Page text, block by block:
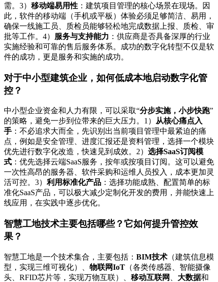
需。3） 移动端易用性 ：建筑项目管理的核心场景在现场。因
此，软件的移动端（手机或平板）体验必须足够简洁、易用，
确保一线施工员、质检员能够轻松地完成数据上报、质检、审
批等工作。4） 服务与支持能力 ：供应商是否具备深厚的行业
实施经验和可靠的售后服务体系。成功的数字化转型不仅是软
件的成功，更是服务和实施的成功。
对于中小型建筑企业，如何低成本地启动数字化管
控？
中小型企业资金和人力有限，可以采取“分步实施，小步快跑”
的策略，避免一步到位带来的巨大压力。1）
从核心痛点入
手 ：不必追求大而全，先识别出当前项目管理中最紧迫的痛
点，例如是安全管理、进度汇报还是资料管理，选择一个模块
优先进行数字化改造，快速见到成效。2） 选择SaaS订阅模
式 ：优先选择云端SaaS服务，按年或按项目订阅。这可以避免
一次性高昂的服务器、软件采购和运维人员投入，成本更加灵
活可控。3） 利用标准化产品 ：选择功能成熟、配置简单的标
准化SaaS产品，可以极大减少定制化开发的费用，并能快速上
线应用，在实践中逐步优化。
智慧工地技术主要包括哪些？它如何提升管控效
果？
智慧工地是一个技术集合，主要包括： BIM技术 （建筑信息模
型，实现三维可视化）、 物联网IoT （各类传感器、智能摄像
头、RFID芯片等，实现万物互联）、 移动互联网 大数据和